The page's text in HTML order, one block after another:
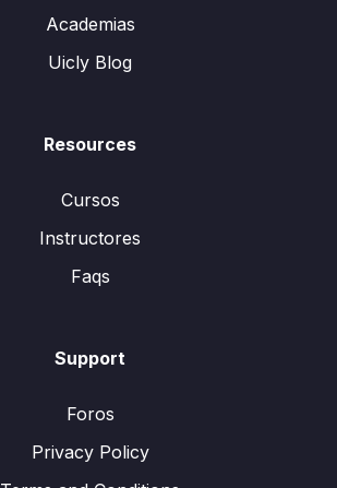
Academias
Uicly Blog
Resources
Cursos
Instructores
Faqs
Support
Foros
Privacy Policy